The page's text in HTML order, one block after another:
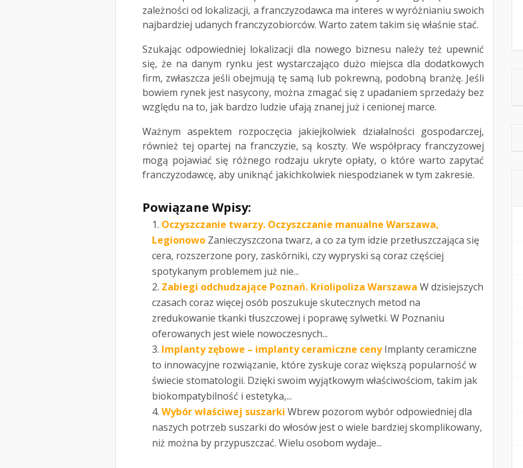
zależności od lokalizacji, a franczyzodawca ma interes w wyróżnianiu swoich
najbardziej udanych franczyzobiorców. Warto zatem takim się właśnie stać.
Szukając odpowiedniej lokalizacji dla nowego biznesu należy też upewnić
się, że na danym rynku jest wystarczająco dużo miejsca dla dodatkowych
firm, zwłaszcza jeśli obejmują tę samą lub pokrewną, podobną branżę. Jeśli
bowiem rynek jest nasycony, można zmagać się z upadaniem sprzedaży bez
względu na to, jak bardzo ludzie ufają znanej już i cenionej marce.
Ważnym aspektem rozpoczęcia jakiejkolwiek działalności gospodarczej,
również tej opartej na franczyzie, są koszty. We współpracy franczyzowej
mogą pojawiać się różnego rodzaju ukryte opłaty, o które warto zapytać
franczyzodawcę, aby uniknąć jakichkolwiek niespodzianek w tym zakresie.
Powiązane Wpisy:
Oczyszczanie twarzy. Oczyszczanie manualne Warszawa,
Legionowo Zanieczyszczona twarz, a co za tym idzie przetłuszczająca się
cera, rozszerzone pory, zaskórniki, czy wypryski są coraz częściej
spotykanym problemem już nie...
Zabiegi odchudzające Poznań. Kriolipoliza Warszawa W dzisiejszych
czasach coraz więcej osób poszukuje skutecznych metod na
zredukowanie tkanki tłuszczowej i poprawę sylwetki. W Poznaniu
oferowanych jest wiele nowoczesnych...
Implanty zębowe – implanty ceramiczne ceny Implanty ceramiczne
to innowacyjne rozwiązanie, które zyskuje coraz większą popularność w
świecie stomatologii. Dzięki swoim wyjątkowym właściwościom, takim jak
biokompatybilność i estetyka,...
Wybór właściwej suszarki Wbrew pozorom wybór odpowiedniej dla
naszych potrzeb suszarki do włosów jest o wiele bardziej skomplikowany,
niż można by przypuszczać. Wielu osobom wydaje...